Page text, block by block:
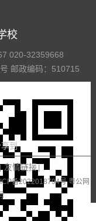
校
020-32359668
邮政编码：510715
到
友情链接
备2022018794号 粤公网